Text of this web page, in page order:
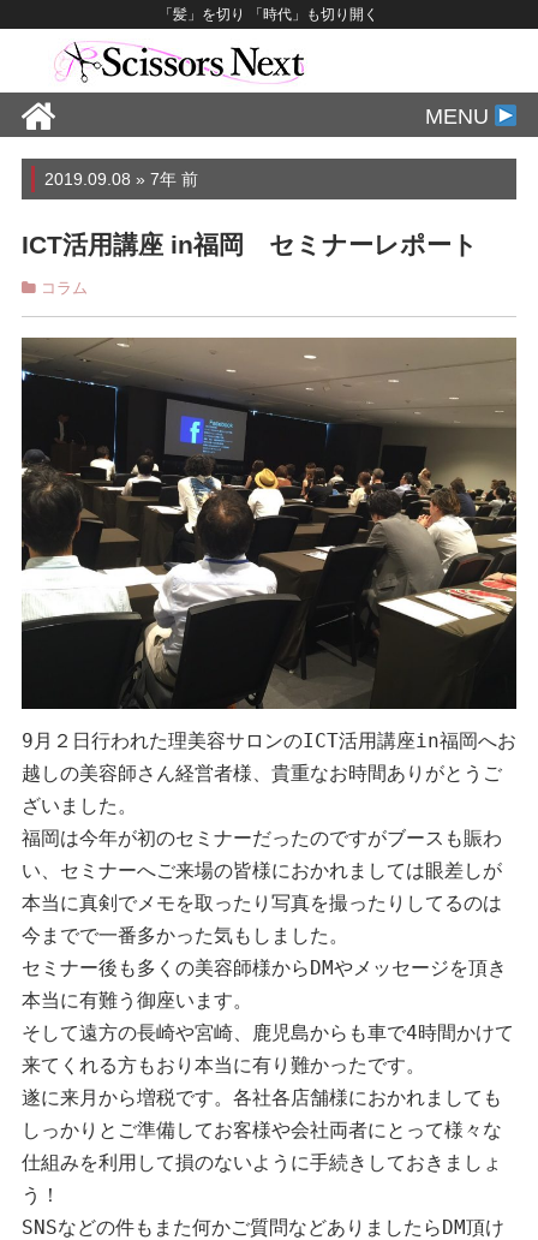
「髪」を切り 「時代」も切り開く
MENU
2019.09.08 » 7年 前
ICT活用講座 in福岡 セミナーレポート
コラム
9月２日行われた理美容サロンのICT活用講座in福岡へお
越しの美容師さん経営者様、貴重なお時間ありがとうご
ざいました。
福岡は今年が初のセミナーだったのですがブースも賑わ
い、セミナーへご来場の皆様におかれましては眼差しが
本当に真剣でメモを取ったり写真を撮ったりしてるのは
今までで一番多かった気もしました。
セミナー後も多くの美容師様からDMやメッセージを頂き
本当に有難う御座います。
そして遠方の長崎や宮崎、鹿児島からも車で4時間かけて
来てくれる方もおり本当に有り難かったです。
遂に来月から増税です。各社各店舗様におかれましても
しっかりとご準備してお客様や会社両者にとって様々な
仕組みを利用して損のないように手続きしておきましょ
う！
SNSなどの件もまた何かご質問などありましたらDM頂け